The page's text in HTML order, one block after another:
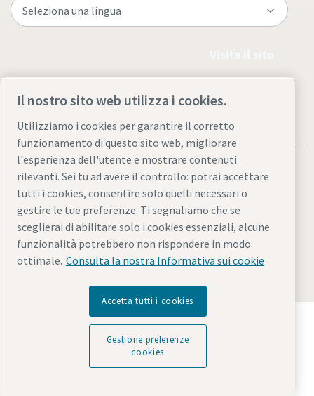
Informativa sulla privacy e note legali
Gestione preferenze cookiesAccessibilità Mappa del sito
© 2026 Atlas Copco Italia S.r.l.
Scopri come Atlas Copco Group promuove la
tecnologia che trasforma il futuro.
Visita il sito web di Atlas Copco Group
Il nostro sito web utilizza i cookies.
Utilizziamo i cookies per garantire il corretto
funzionamento di questo sito web, migliorare
l'esperienza dell'utente e mostrare contenuti
rilevanti. Sei tu ad avere il controllo: potrai accettare
tutti i cookies, consentire solo quelli necessari o
gestire le tue preferenze. Ti segnaliamo che se
sceglierai di abilitare solo i cookies essenziali, alcune
funzionalità potrebbero non rispondere in modo
ottimale. Consulta la nostra Informativa sui cookie
Accetta tutti i cookies
Gestione preferenze
cookies